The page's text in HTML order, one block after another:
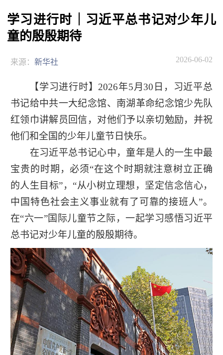
学习进行时｜习近平总书记对少年儿
童的殷殷期待
来源： 新华社 2026-06-02
【学习进行时】2026年5月30日，习近平总
书记给中共一大纪念馆、南湖革命纪念馆少先队
红领巾讲解员回信，对他们予以亲切勉励，并祝
他们和全国的少年儿童节日快乐。
在习近平总书记心中，童年是人的一生中最
宝贵的时期，必须“在这个时期就注意树立正确
的人生目标”，“从小树立理想，坚定信念信心，
中国特色社会主义事业就有了可靠的接班人”。
在“六一”国际儿童节之际，一起学习感悟习近平
总书记对少年儿童的殷殷期待。